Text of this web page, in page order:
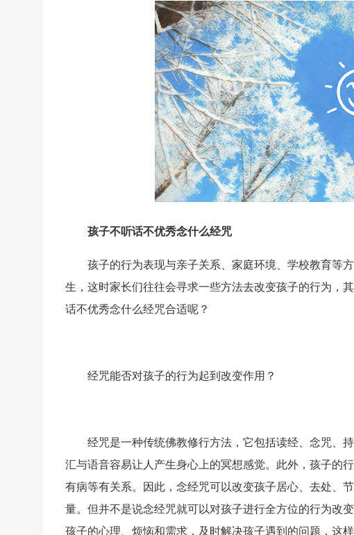
孩子不听话不优秀念什么经咒
孩子的行为表现与亲子关系、家庭环境、学校教育等
生，这时家长们往往会寻求一些方法去改变孩子的行为，
话不优秀念什么经咒合适呢？
经咒能否对孩子的行为起到改变作用？
经咒是一种传统佛教修行方法，它包括读经、念咒、
汇与语音容易让人产生身心上的冥想感觉。此外，孩子的
有病等有关系。因此，念经咒可以改变孩子居心、去处、
量。但并不是说念经咒就可以对孩子进行全方位的行为改
孩子的心理、烦恼和需求，及时解决孩子遇到的问题，这